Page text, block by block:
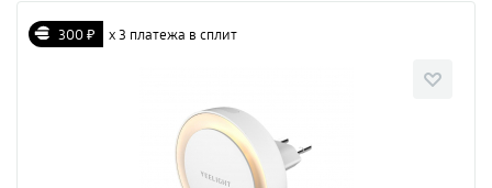
300 ₽ х 3 платежа в сплит